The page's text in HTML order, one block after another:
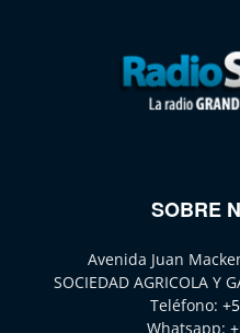
SOBRE
Avenida Juan
SOCIEDAD AGRICOLA Y
Teléfono:
Whatsapp: